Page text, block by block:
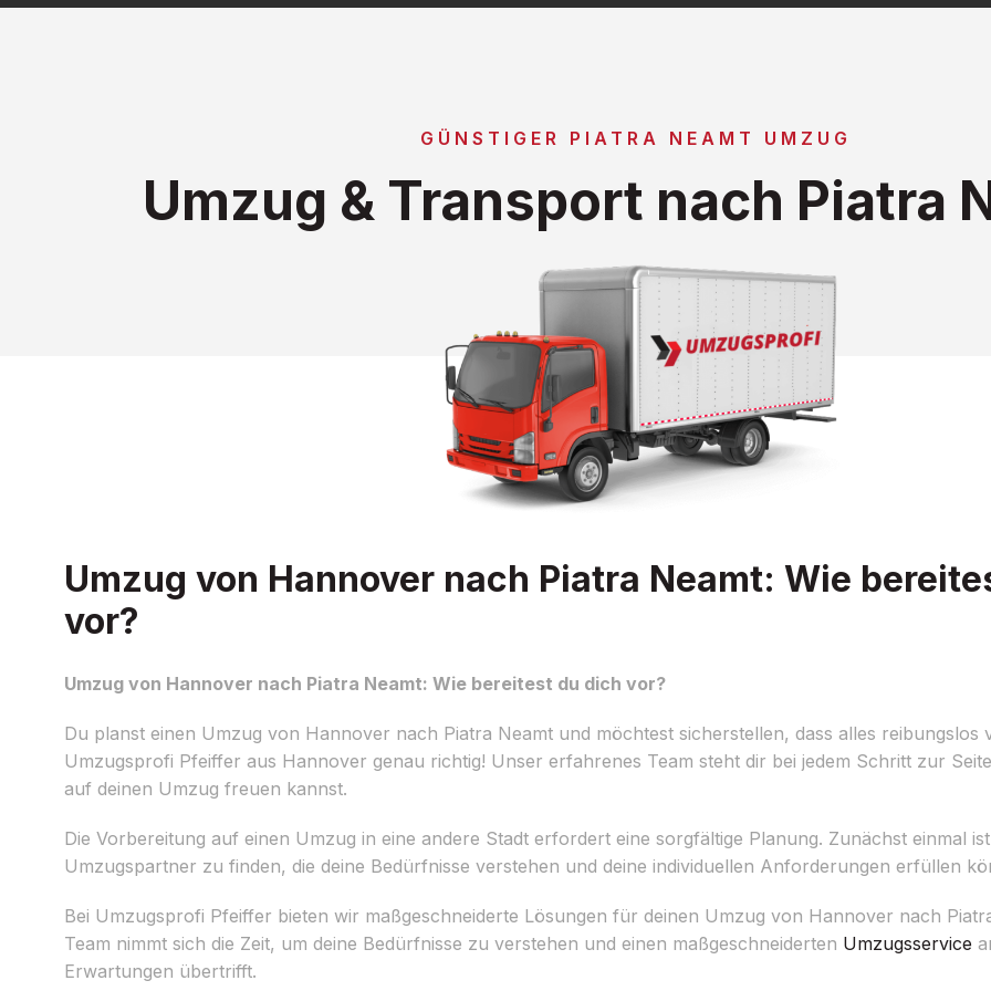
GÜNSTIGER PIATRA NEAMT UMZUG
Umzug & Transport nach Piatra
Umzug von Hannover nach Piatra Neamt: Wie
vor?
Umzug von Hannover nach Piatra Neamt: Wie bereitest du dich vor?
Du planst einen Umzug von Hannover nach Piatra Neamt und möchtest sicherstellen, dass alles reibungslos
Umzugsprofi Pfeiffer aus Hannover genau richtig! Unser erfahrenes Team steht dir bei jedem Schritt zur
auf deinen Umzug freuen kannst.
Die Vorbereitung auf einen Umzug in eine andere Stadt erfordert eine sorgfältige Planung. Zunächst einmal
Umzugspartner zu finden, die deine Bedürfnisse verstehen und deine individuellen Anforderungen erfüllen
Bei Umzugsprofi Pfeiffer bieten wir maßgeschneiderte Lösungen für deinen Umzug von Hannover nach
Team nimmt sich die Zeit, um deine Bedürfnisse zu verstehen und einen maßgeschneiderten Umzugsservice
Erwartungen übertrifft.